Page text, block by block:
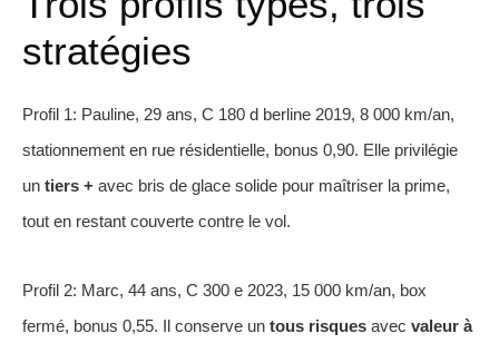
stratégies
Profil 1: Pauline, 29 ans, C 180 d berline 2019, 8 000 km/an,
stationnement en rue résidentielle, bonus 0,90. Elle privilégie
un tiers + avec bris de glace solide pour maîtriser la prime,
tout en restant couverte contre le vol.
Profil 2: Marc, 44 ans, C 300 e 2023, 15 000 km/an, box
fermé, bonus 0,55. Il conserve un tous risques avec valeur à